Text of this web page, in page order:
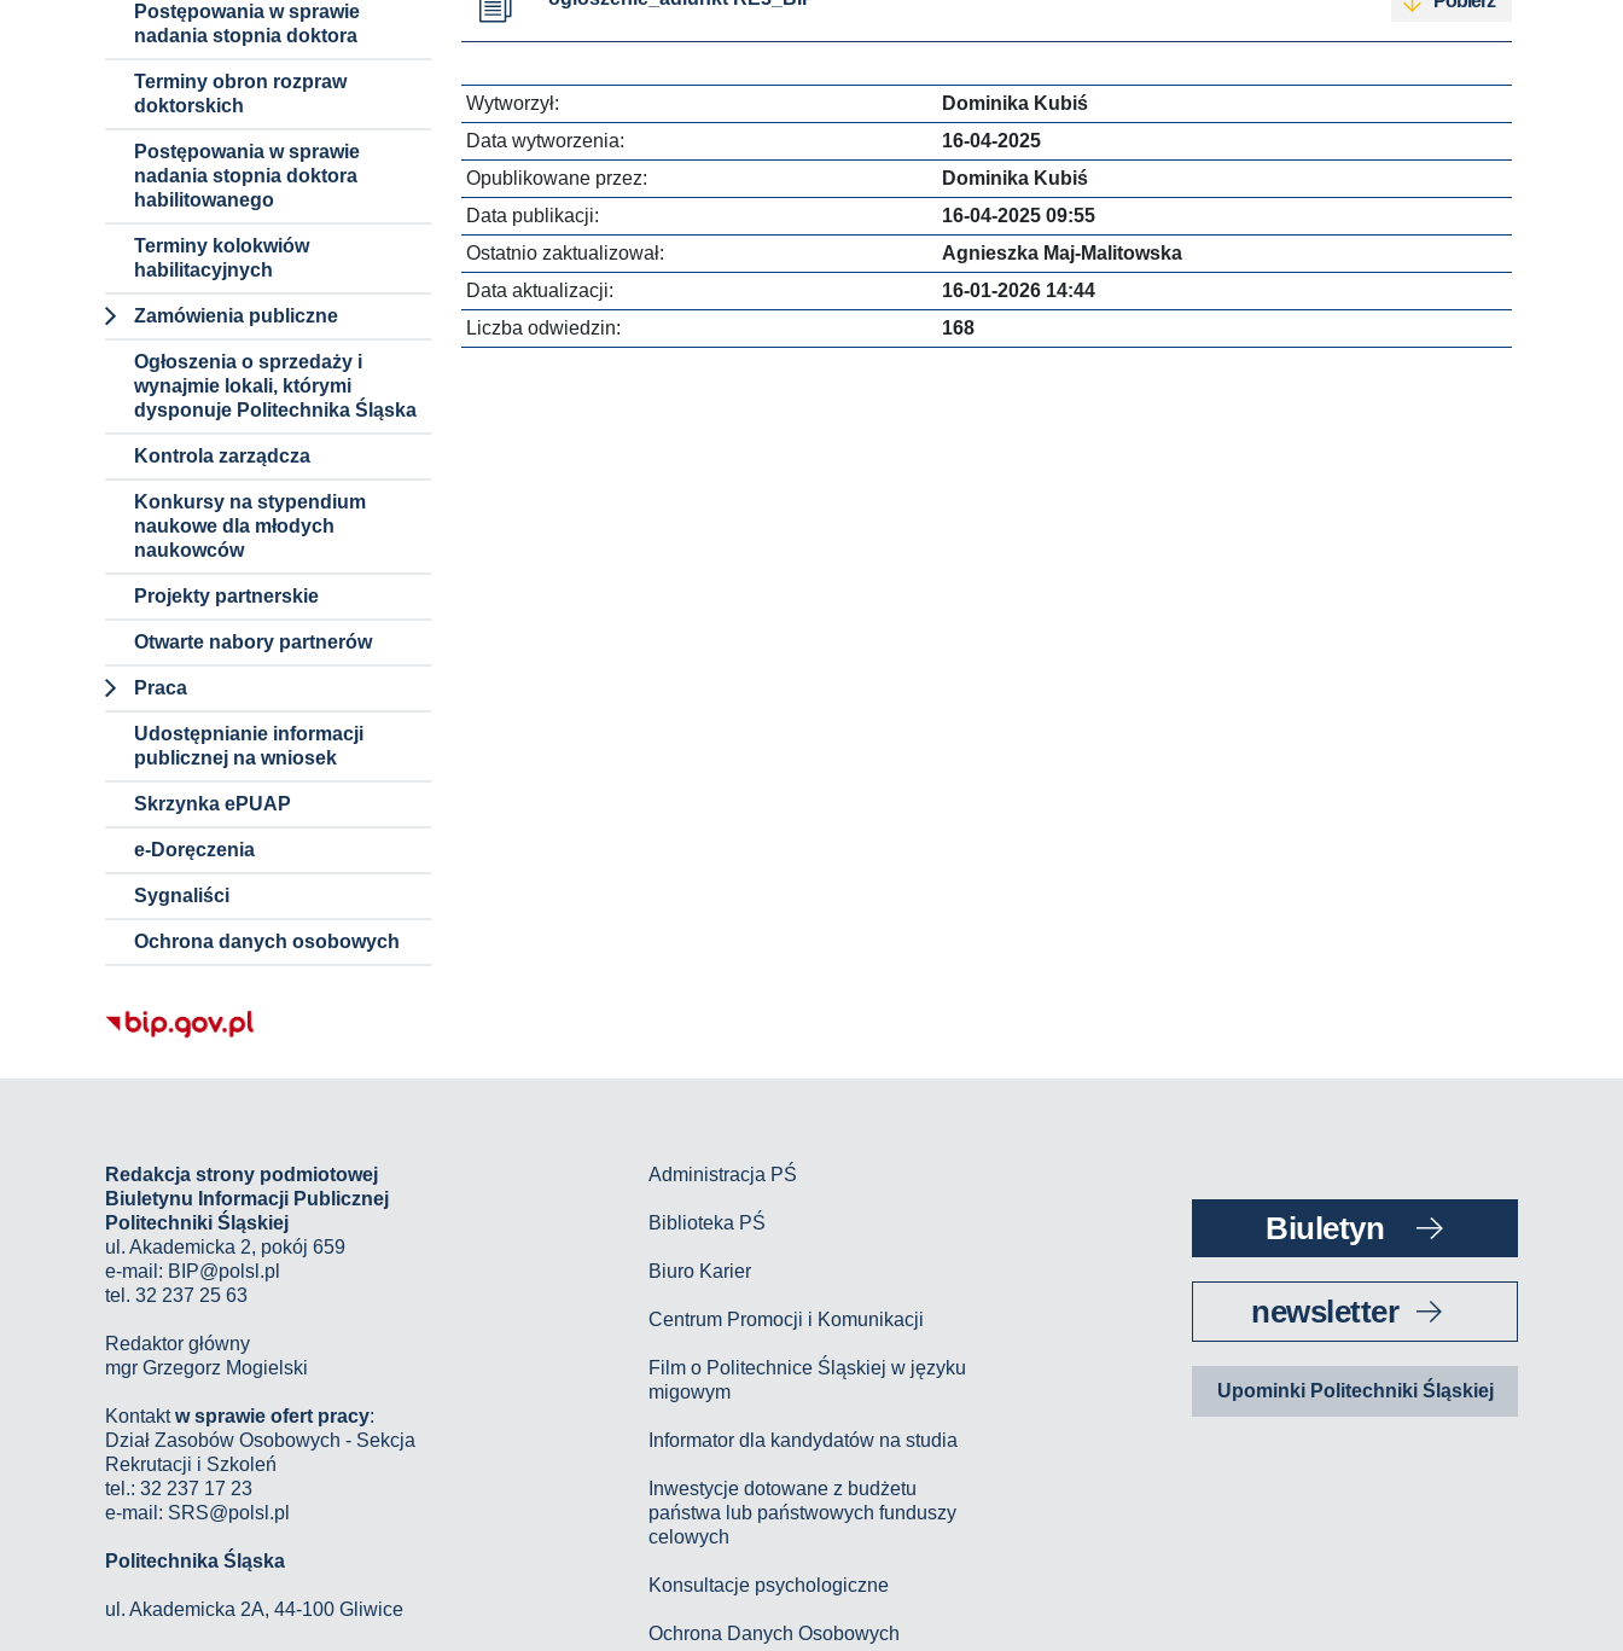
Postępowania w sprawie
nadania stopnia doktora
Terminy obron rozpraw
doktorskich
Postępowania w sprawie
nadania stopnia doktora
habilitowanego
Terminy kolokwiów
habilitacyjnych
Zamówienia publiczne
Dokumenty i
informacje
niepodlegające
ustawie pzp
konsultacje
wartości
Ogłoszenia o sprzedaży i
wynajmie lokali, którymi
dysponuje Politechnika Śląska
Kontrola zarządcza
Konkursy na stypendium
naukowe dla młodych
naukowców
Projekty partnerskie
Otwarte nabory partnerów
Praca
Dokumenty i
informacje o
akademiccy
Pracownicy
nauczycielami
Staże w
Politechnice
Udostępnianie informacji
publicznej na wniosek
Skrzynka ePUAP
e-Doręczenia
Sygnaliści
Ochrona danych osobowych
Wytworzył:
Dominika Kubiś
Data wytworzenia:
16-04-2025
Opublikowane przez:
Dominika Kubiś
Data publikacji:
16-04-2025 09:55
Ostatnio zaktualizował:
Agnieszka Maj-Malitowska
Data aktualizacji:
16-01-2026 14:44
Liczba odwiedzin:
168
Redakcja strony podmiotowej
Biuletynu Informacji Publicznej
Politechniki Śląskiej
ul. Akademicka 2, pokój 659
e-mail: BIP@polsl.pl
tel. 32 237 25 63
Redaktor główny
mgr Grzegorz Mogielski
Kontaktw sprawie ofert pracy:
Dział Zasobów Osobowych - Sekcja
Rekrutacji i Szkoleń
tel.: 32 237 17 23
e-mail: SRS@polsl.pl
Politechnika Śląska
ul. Akademicka 2A, 44-100 Gliwice
Administracja PŚ
Biblioteka PŚ
Biuro Karier
Centrum Promocji i Komunikacji
Film o Politechnice Śląskiej w języku
migowym
Informator dla kandydatów na studia
Inwestycje dotowane z budżetu
państwa lub państwowych funduszy
celowych
Konsultacje psychologiczne
Ochrona Danych Osobowych
Biuletyn
newsletter
Upominki Politechniki Śląskiej